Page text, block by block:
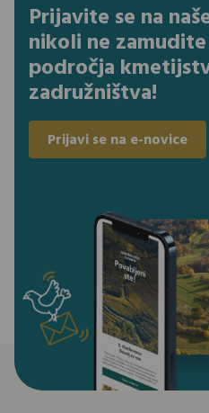
Prijavite se na
nikoli ne
področja
zadružništva!
Prijavi se na e-novice